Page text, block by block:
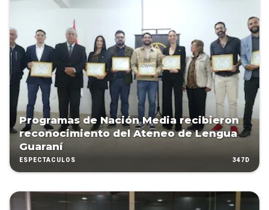
Programas de Nación Media recibieron
reconocimiento del Ateneo de Lengua
Guaraní
ESPECTÁCULOS 347D